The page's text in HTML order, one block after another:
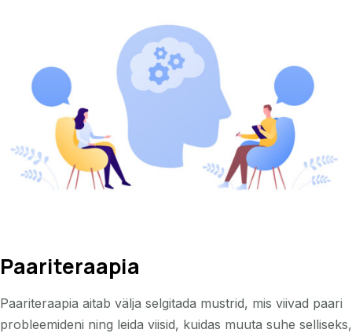
Paariteraapia
Paariteraapia aitab välja selgitada mustrid, mis viivad paari
probleemideni ning leida viisid, kuidas muuta suhe selliseks,